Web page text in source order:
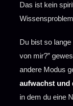
Das ist kein
Du bist so
von mir?”
andere Modus
aufwachst und
in dem du eine